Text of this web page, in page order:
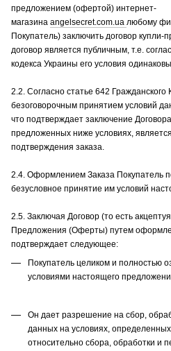
предложением (офертой) интернет-
магазина angelsecret.com.ua любому
Покупатель) заключить договор
договор является публичным, т.е.
кодекса Украины его условия
2.2. Согласно статье 642
безоговорочным принятием условий
что подтверждает заключение
предложенных ниже условиях,
подтверждения заказа.
2.4. Оформлением Заказа Покупатель
безусловное принятие им условий
2.5. Заключая Договор (то есть
Предложения (Оферты) путем
подтверждает следующее:
Покупатель целиком и полностью
условиями настоящего
Он дает разрешение на сбор,
данных на условиях,
относительно сбора, обработки и